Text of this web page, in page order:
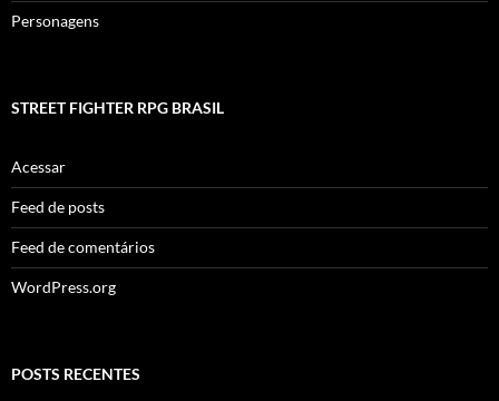
Personagens
STREET FIGHTER RPG BRASIL
Acessar
Feed de posts
Feed de comentários
WordPress.org
POSTS RECENTES